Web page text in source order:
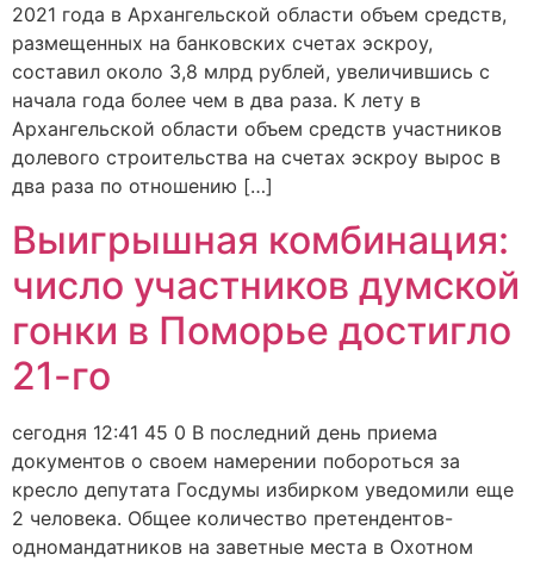
2021 года в Архангельской области объем средств,
размещенных на банковских счетах эскроу,
составил около 3,8 млрд рублей, увеличившись с
начала года более чем в два раза. К лету в
Архангельской области объем средств участников
долевого строительства на счетах эскроу вырос в
два раза по отношению […]
Выигрышная комбинация:
число участников думской
гонки в Поморье достигло
21-го
сегодня 12:41 45 0 В последний день приема
документов о своем намерении побороться за
кресло депутата Госдумы избирком уведомили еще
2 человека. Общее количество претендентов-
одномандатников на заветные места в Охотном